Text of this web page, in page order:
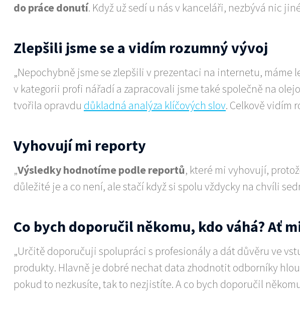
do práce donutí. Když už sedí u nás v kanceláři, nezbývá nic
Zlepšili jsme se a vidím rozumný vývoj
„Nepochybně jsme se zlepšili v prezentaci na internetu,
v kategorii profi nářadí a zapracovali jsme také společně na
tvořila opravdu důkladná analýza klíčových slov. Celkově vidím
Vyhovují mi reporty
„Výsledky hodnotíme podle reportů, které mi vyhovují,
důležité je a co není, ale stačí když si spolu vždycky na chvíli
Co bych doporučil někomu, kdo váhá? Ať
„Určitě doporučuji spolupráci s profesionály a dát důvěru ve
produkty. Hlavně je dobré nechat data zhodnotit odborníky
pokud to nezkusíte, tak to nezjistíte. A co bych doporučil